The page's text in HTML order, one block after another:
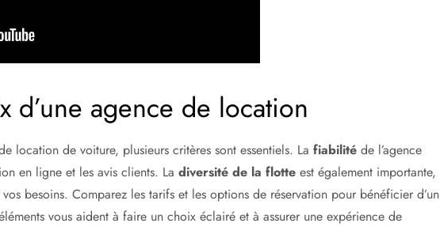
d’une agence de location
location de voiture, plusieurs critères sont essentiels. Lafiabilité de l’agence
en ligne et les avis clients. Ladiversité de la flotte est également importante,
besoins. Comparez les tarifs et les options de réservation pour bénéficier d’un
vous aident à faire un choix éclairé et à assurer une expérience de